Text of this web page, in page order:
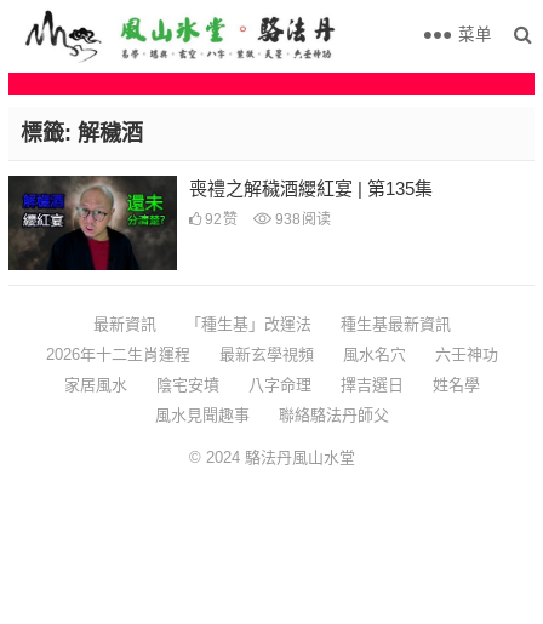
菜单
標籤: 解穢酒
喪禮之解穢酒纓紅宴 | 第135集
92 赞 938 阅读
最新資訊 「種生基」改運法
種生基最新資訊
2026年十二生肖運程
最新玄學視頻 風水名穴
六壬神功
家居風水
陰宅安墳 八字命理 擇吉選日
姓名學
風水見聞趣事
聯絡駱法丹師父
© 2024 駱法丹風山水堂